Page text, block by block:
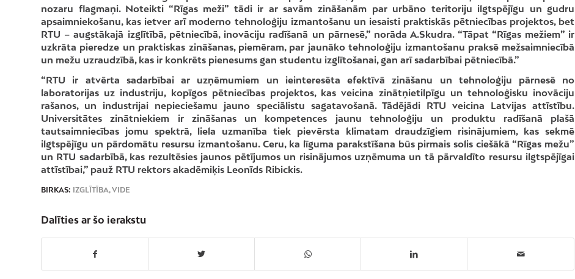
nozaru flagmaņi. Noteikti “Rīgas meži” tādi ir ar savām zināšanām par urbāno teritoriju ilgtspējīgu un gudru
apsaimniekošanu, kas ietver arī moderno tehnoloģiju izmantošanu un iesaisti praktiskās pētniecības projektos, bet
RTU – augstākajā izglītībā, pētniecībā, inovāciju radīšanā un pārnesē,” norāda A.Skudra. “Tāpat “Rīgas mežiem” ir
uzkrāta pieredze un praktiskas zināšanas, piemēram, par jaunāko tehnoloģiju izmantošanu praksē mežsaimniecībā
un mežu uzraudzībā, kas ir konkrēts pienesums gan studentu izglītošanai, gan arī sadarbībai pētniecībā.”
“RTU ir atvērta sadarbībai ar uzņēmumiem un ieinteresēta efektīvā zināšanu un tehnoloģiju pārnesē no
laboratorijas uz industriju, kopīgos pētniecības projektos, kas veicina zinātņietilpīgu un tehnoloģisku inovāciju
rašanos, un industrijai nepieciešamu jauno speciālistu sagatavošanā. Tādējādi RTU veicina Latvijas attīstību.
Universitātes zinātniekiem ir zināšanas un kompetences jaunu tehnoloģiju un produktu radīšanā plašā
tautsaimniecības jomu spektrā, liela uzmanība tiek pievērsta klimatam draudzīgiem risinājumiem, kas sekmē
ilgtspējīgu un pārdomātu resursu izmantošanu. Ceru, ka līguma parakstīšana būs pirmais solis ciešākā “Rīgas mežu”
un RTU sadarbībā, kas rezultēsies jaunos pētījumos un risinājumos uzņēmuma un tā pārvaldīto resursu ilgtspējīgai
attīstībai,” pauž RTU rektors akadēmiķis Leonīds Ribickis.
BIRKAS: IZGLĪTĪBA,VIDE
Dalīties ar šo ierakstu